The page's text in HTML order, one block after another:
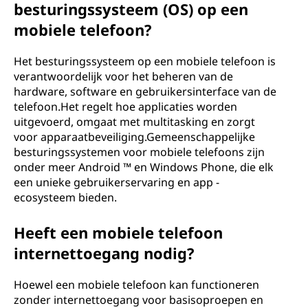
besturingssysteem (OS) op een
mobiele telefoon?
Het besturingssysteem op een mobiele telefoon is
verantwoordelijk voor het beheren van de
hardware, software en gebruikersinterface van de
telefoon.Het regelt hoe applicaties worden
uitgevoerd, omgaat met multitasking en zorgt
voor apparaatbeveiliging.Gemeenschappelijke
besturingssystemen voor mobiele telefoons zijn
onder meer Android ™ en Windows Phone, die elk
een unieke gebruikerservaring en app -
ecosysteem bieden.
Heeft een mobiele telefoon
internettoegang nodig?
Hoewel een mobiele telefoon kan functioneren
zonder internettoegang voor basisoproepen en